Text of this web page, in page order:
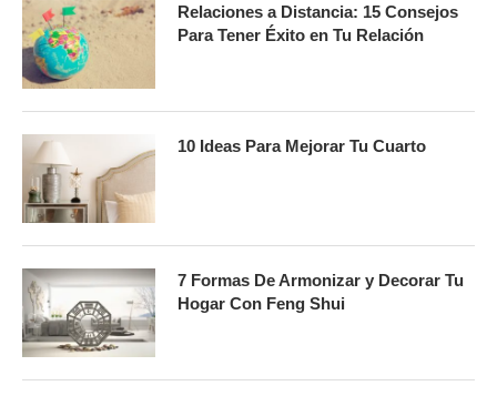
Relaciones a Distancia: 15 Consejos
Para Tener Éxito en Tu Relación
10 Ideas Para Mejorar Tu Cuarto
7 Formas De Armonizar y Decorar Tu
Hogar Con Feng Shui